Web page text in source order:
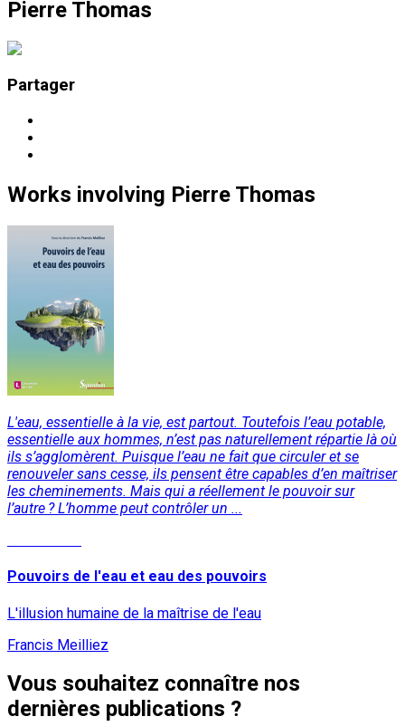
Pierre Thomas
Partager
Works involving Pierre Thomas
L'eau, essentielle à la vie, est partout. Toutefois l’eau potable,
essentielle aux hommes, n’est pas naturellement répartie là où
ils s’agglomèrent. Puisque l’eau ne fait que circuler et se
renouveler sans cesse, ils pensent être capables d’en maîtriser
les cheminements. Mais qui a réellement le pouvoir sur
l’autre ? L’homme peut contrôler un ...
Pouvoirs de l'eau et eau des pouvoirs
L'illusion humaine de la maîtrise de l'eau
Francis Meilliez
Vous souhaitez connaître nos
dernières publications ?